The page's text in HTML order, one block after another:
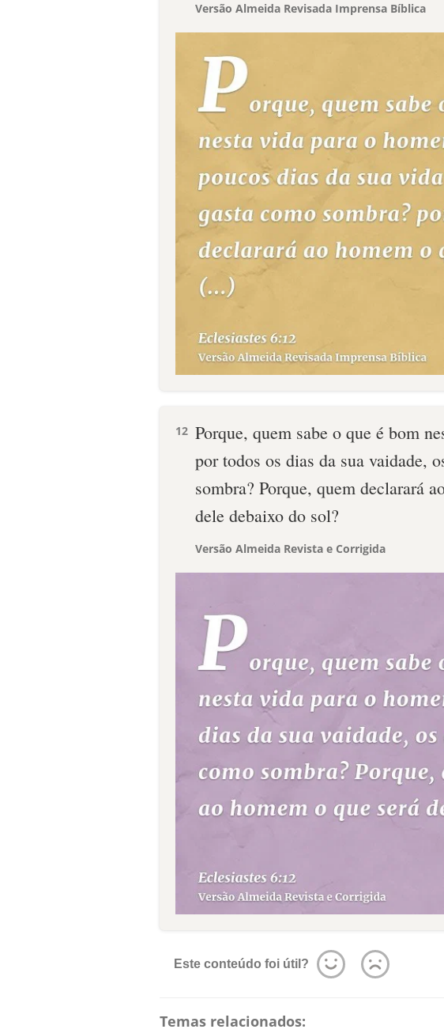
Versão Almeida Revisada Imprensa Bíblica
12 Porque, quem sabe o que é bom
por todos os dias da sua vaidade,
sombra? Porque, quem declarará
dele debaixo do sol?
Versão Almeida Revista e Corrigida
Este conteúdo foi útil?
Temas relacionados: